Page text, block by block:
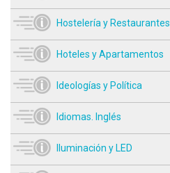
Hostelería y Restaurantes
Hoteles y Apartamentos
Ideologías y Política
Idiomas. Inglés
Iluminación y LED